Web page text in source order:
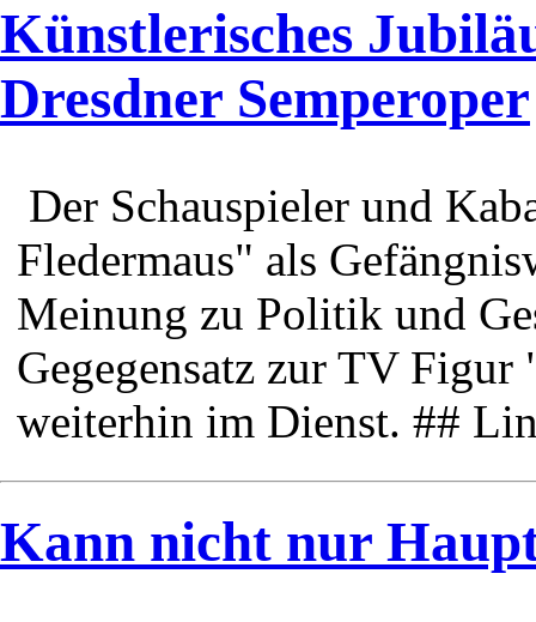
Künstlerisches
Dresdner Semperoper
Der Schauspieler und
Fledermaus" als
Meinung zu Politik und
Gegegensatz zur TV
weiterhin im Dienst. ##
Kann nicht nur